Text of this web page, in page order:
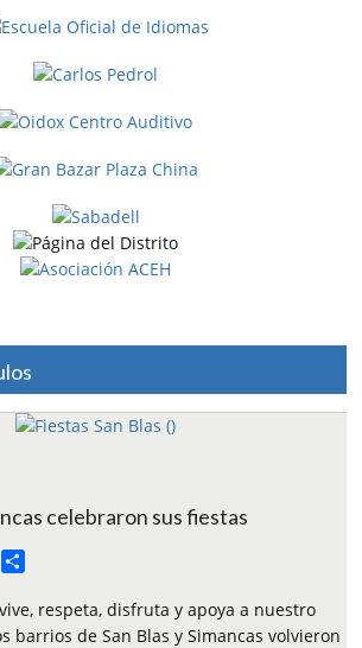
celebraron sus fiestas
m
p
respeta, disfruta y apoya a nuestro
barrios de San Blas y Simancas volvieron